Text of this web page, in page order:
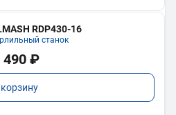
RDP430-16
станок
490 ₽